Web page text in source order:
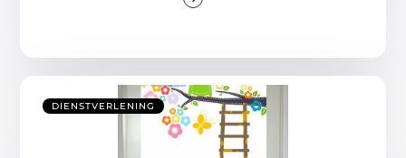
DIENSTVERLENING